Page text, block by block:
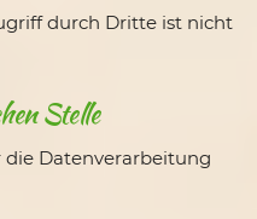
durch Dritte ist nicht
Stelle
Datenverarbeitung